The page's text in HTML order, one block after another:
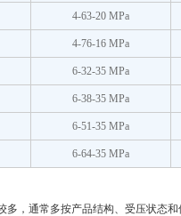
4-63-20 MPa
4-76-16 MPa
6-32-35 MPa
6-38-35 MPa
6-51-35 MPa
6-64-35 MPa
，通常多按产品结构、受压状态